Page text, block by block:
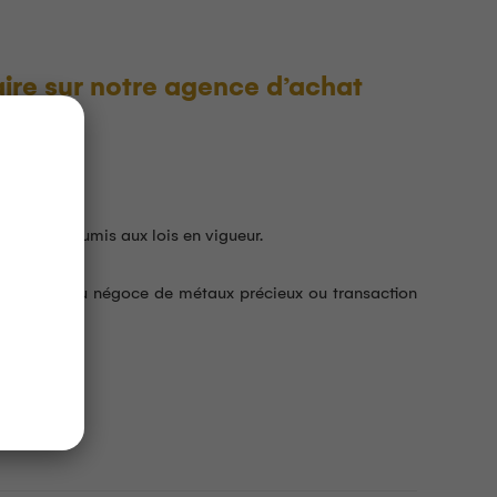
sur notre agence d’achat
soumis aux lois en vigueur.
relative au négoce de métaux précieux ou transaction